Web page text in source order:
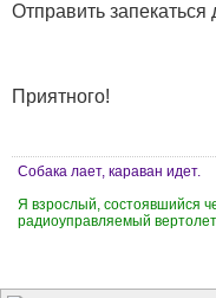
Отправить
Приятного!
Собака лает, караван идет.
Я взрослый, состоявшийся
радиоуправляемый